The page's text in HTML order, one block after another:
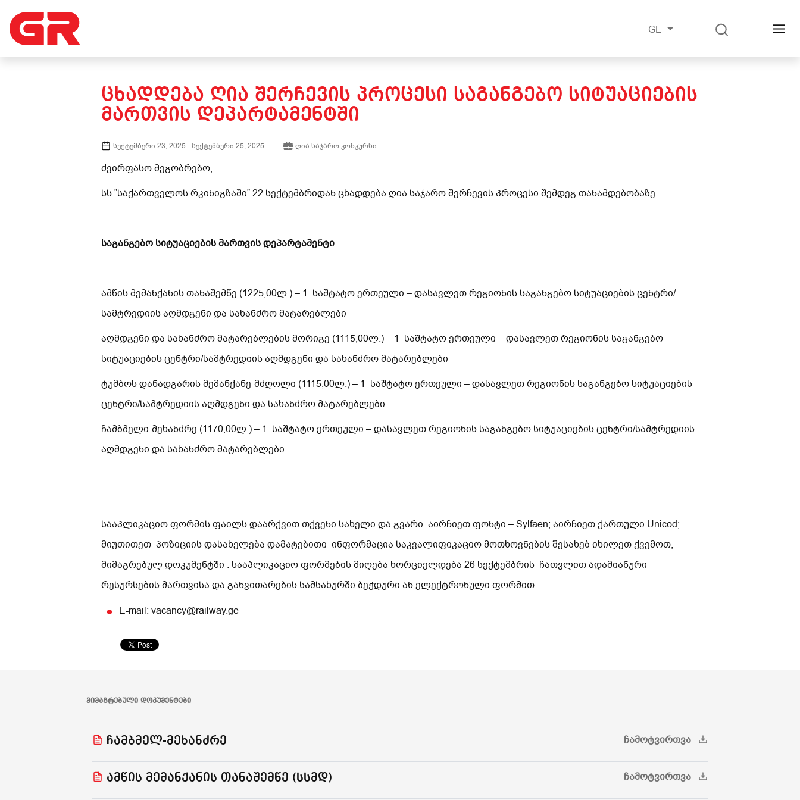
GE
ᲪᲮᲐᲓᲓᲔᲑᲐ ᲦᲘᲐ ᲨᲔᲠᲩᲔᲕᲘᲡ ᲞᲠᲝᲪᲔᲡᲘ ᲡᲐᲒᲐᲜᲒᲔᲑᲝ ᲡᲘᲢᲣᲐᲪᲘᲔᲑᲘᲡ
ᲛᲐᲠᲗᲕᲘᲡ ᲓᲔᲞᲐᲠᲢᲐᲛᲔᲜᲢᲨᲘ
სექტემბერი 23, 2025 -სექტემბერი 25, 2025 ღია საჯარო კონკურსი
ძვირფასო მეგობრებო,
სს ”საქართველოს რკინიგზაში” 22 სექტემბრიდან ცხადდება ღია საჯარო შერჩევის პროცესი შემდეგ თანამდებობაზე
საგანგებო სიტუაციების მართვის დეპარტამენტი
ამწის მემანქანის თანაშემწე (1225,00ლ.) – 1 საშტატო ერთეული – დასავლეთ რეგიონის საგანგებო სიტუაციების ცენტრი/
სამტრედიის აღმდგენი და სახანძრო მატარებლები
აღმდგენი და სახანძრო მატარებლების მორიგე (1115,00ლ.) – 1 საშტატო ერთეული – დასავლეთ რეგიონის საგანგებო
სიტუაციების ცენტრი/სამტრედიის აღმდგენი და სახანძრო მატარებლები
ტუმბოს დანადგარის მემანქანე-მძღოლი (1115,00ლ.) – 1 საშტატო ერთეული – დასავლეთ რეგიონის საგანგებო სიტუაციების
ცენტრი/სამტრედიის აღმდგენი და სახანძრო მატარებლები
ჩამბმელი-მეხანძრე (1170,00ლ.) – 1 საშტატო ერთეული – დასავლეთ რეგიონის საგანგებო სიტუაციების ცენტრი/სამტრედიის
აღმდგენი და სახანძრო მატარებლები
სააპლიკაციო ფორმის ფაილს დაარქვით თქვენი სახელი და გვარი. აირჩიეთ ფონტი – Sylfaen; აირჩიეთ ქართული Unicod;
მიუთითეთ პოზიციის დასახელება დამატებითი ინფორმაცია საკვალიფიკაციო მოთხოვნების შესახებ იხილეთ ქვემოთ,
მიმაგრებულ დოკუმენტში . სააპლიკაციო ფორმების მიღება ხორციელდება 26 სექტემბრის ჩათვლით ადამიანური
რესურსების მართვისა და განვითარების სამსახურში ბეჭდური ან ელექტრონული ფორმით
E-mail: vacancy@railway.ge
ᲛᲘᲛᲐᲒᲠᲔᲑᲣᲚᲘ ᲓᲝᲙᲣᲛᲔᲜᲢᲔᲑᲘ
ჩამბმელ-მეხანძრე ᲩᲐᲛᲝᲢᲕᲘᲠᲗᲕᲐ
ამწის მემანქანის თანაშემწე (სსმდ) ᲩᲐᲛᲝᲢᲕᲘᲠᲗᲕᲐ